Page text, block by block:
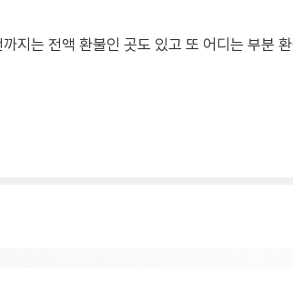
지는 전액 환불인 곳도 있고 또 어디는 부분